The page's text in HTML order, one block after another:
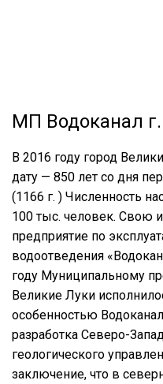
МП Водоканал
В 2016 году город
дату — 850 лет со дня
(1166 г. ) Численность
100 тыс. человек. Свою
предприятие по
водоотведения
году Муниципальному
Великие Луки
особенностью
разработка Северо-
геологического
заключение, что в